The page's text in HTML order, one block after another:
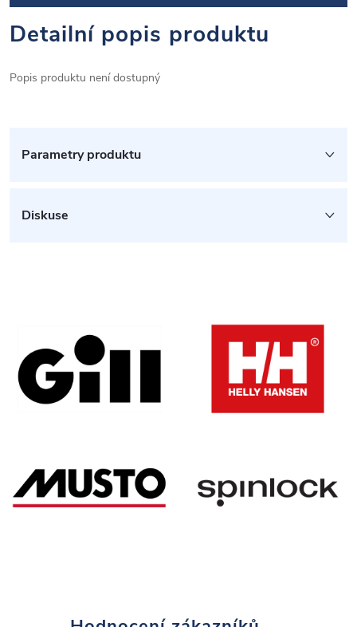
Detailní popis produktu
Popis produktu není dostupný
Parametry produktu
Diskuse